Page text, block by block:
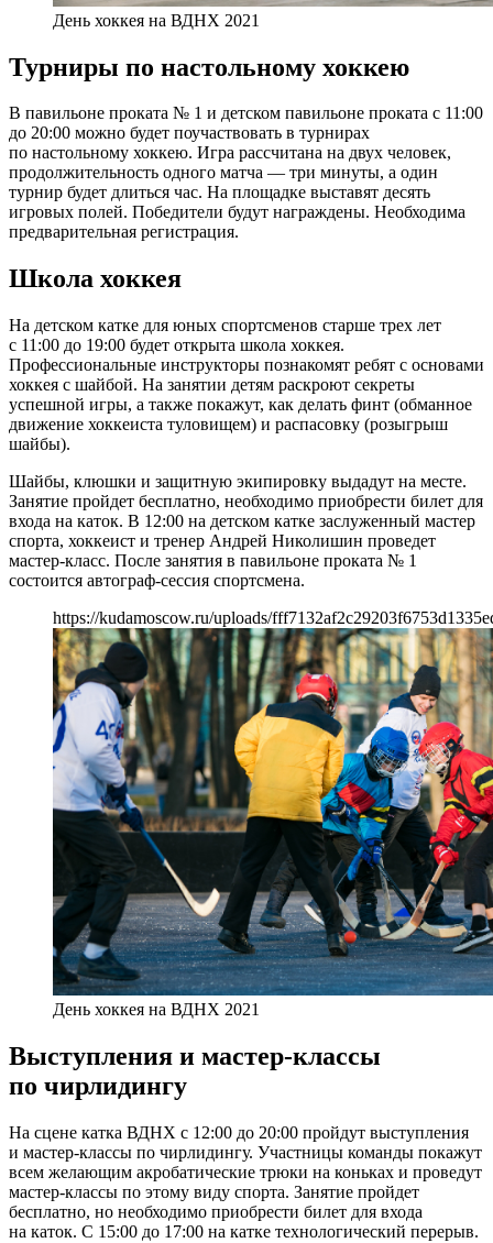
День хоккея на ВДНХ 2021
Турниры по настольному хоккею
В павильоне проката № 1 и детском павильоне проката с 11:00
до 20:00 можно будет поучаствовать в турнирах
по настольному хоккею. Игра рассчитана на двух человек,
продолжительность одного матча — три минуты, а один
турнир будет длиться час. На площадке выставят десять
игровых полей. Победители будут награждены. Необходима
предварительная регистрация.
Школа хоккея
На детском катке для юных спортсменов старше трех лет
с 11:00 до 19:00 будет открыта школа хоккея.
Профессиональные инструкторы познакомят ребят с основами
хоккея с шайбой. На занятии детям раскроют секреты
успешной игры, а также покажут, как делать финт (обманное
движение хоккеиста туловищем) и распасовку (розыгрыш
шайбы).
Шайбы, клюшки и защитную экипировку выдадут на месте.
Занятие пройдет бесплатно, необходимо приобрести билет для
входа на каток. В 12:00 на детском катке заслуженный мастер
спорта, хоккеист и тренер Андрей Николишин проведет
мастер-класс. После занятия в павильоне проката № 1
состоится автограф-сессия спортсмена.
https://kudamoscow.ru/uploads/
День хоккея на ВДНХ 2021
Выступления и мастер-классы
по чирлидингу
На сцене катка ВДНХ с 12:00 до 20:00 пройдут выступления
и мастер-классы по чирлидингу. Участницы команды покажут
всем желающим акробатические трюки на коньках и проведут
мастер-классы по этому виду спорта. Занятие пройдет
бесплатно, но необходимо приобрести билет для входа
на каток. С 15:00 до 17:00 на катке технологический перерыв.